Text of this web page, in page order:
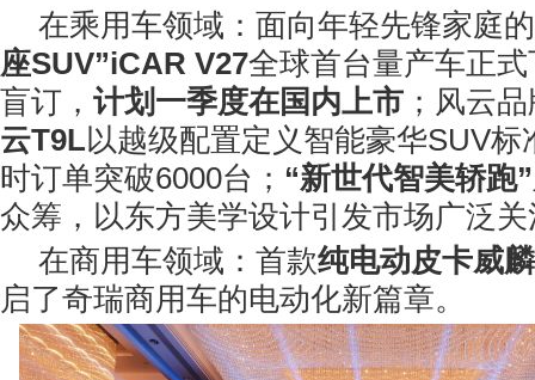
在乘用车领域：面向年轻先锋家庭的
座SUV”iCAR V27全球首台量产车正
盲订， 计划一季度在国内上市 ；风云
云T9L以越级配置定义智能豪华SUV标
时订单突破6000台； “新世代智美轿跑”
众筹，以东方美学设计引发市场广泛
在商用车领域：首款纯电动皮卡威
启了奇瑞商用车的电动化新篇章。